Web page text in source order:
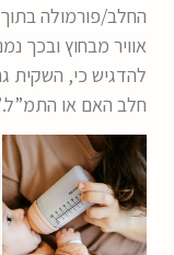
החלב/פורמולה
אוויר מבחוץ ובכך
להדגיש כי, השקית
חלב האם או